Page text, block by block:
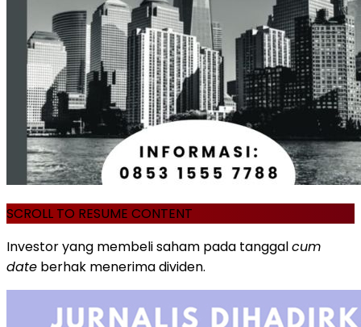
SCROLL TO RESUME CONTENT
Investor yang membeli saham pada tanggalcum
date berhak menerima dividen.